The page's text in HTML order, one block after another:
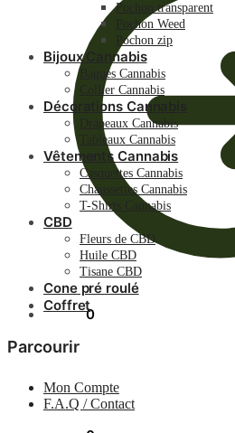
0.00€ 0
Pochon transparent
Pochon Weed
Pochon zip
Bijoux Cannabis
Bagues Cannabis
Collier Cannabis
Décorations Cannabis
Drapeaux Cannabis
Tableaux Cannabis
Vêtements Cannabis
Casquettes Cannabis
Chaussettes Cannabis
T-Shirts Cannabis
CBD
Fleurs de CBD
Huile CBD
Tisane CBD
Cone pré roulé
Coffret
Parcourir
Mon Compte
F.A.Q / Contact